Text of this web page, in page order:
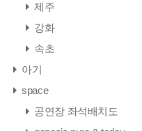
제주
강화
속초
아기
space
공연장 좌석배치도